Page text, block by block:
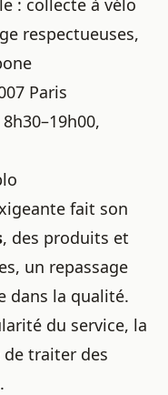
: collecte à vélo
respectueuses,
Paris
fait son
, des produits et
un repassage
dans la qualité.
du service, la
traiter des